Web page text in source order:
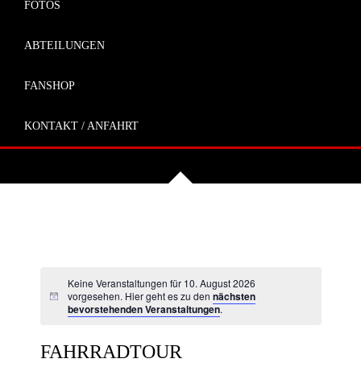
FOTOS
ABTEILUNGEN
FANSHOP
KONTAKT / ANFAHRT
Keine Veranstaltungen für 10. August 2026
vorgesehen. Hier geht es zu den nächsten
bevorstehenden Veranstaltungen.
FAHRRADTOUR